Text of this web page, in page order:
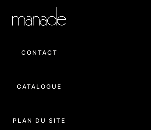
CONTACT
CATALOGUE
PLAN DU SITE